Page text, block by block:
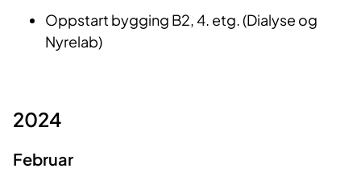
Oppstart bygging B2, 4. etg. (Dialyse og
Nyrelab)
2024
Februar